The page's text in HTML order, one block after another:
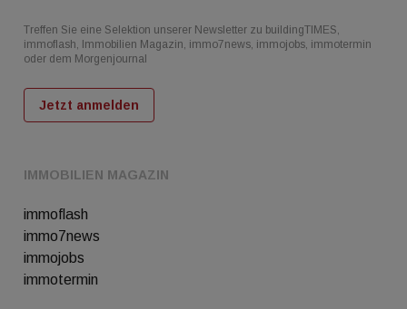
IMMOBILIEN MAGAZIN
immoflash
immo7news
immojobs
immotermin
Treffen Sie eine Selektion unserer Newsletter zu buildingTIMES,
immoflash, Immobilien Magazin, immo7news, immojobs, immotermin
oder dem Morgenjournal
Jetzt anmelden